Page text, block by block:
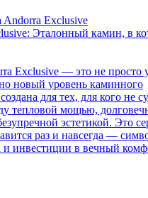
Exclusive
Эталонный камин, в
Exclusive — это не просто
новый уровень каминного
для тех, для кого не
тепловой мощью,
эстетикой. Это
раз и навсегда —
и инвестиции в вечный